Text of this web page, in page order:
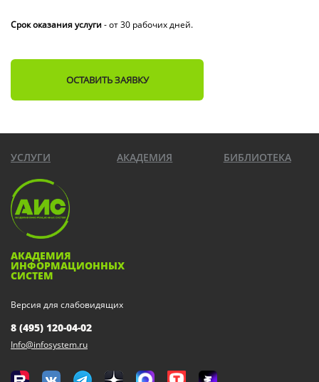
Срок оказания услуги - от 30 рабочих дней.
ОСТАВИТЬ ЗАЯВКУ
УСЛУГИ АКАДЕМИЯ БИБЛИОТЕКА
АКАДЕМИЯ
ИНФОРМАЦИОННЫХ
СИСТЕМ
Версия для слабовидящих
8 (495) 120-04-02
Info@infosystem.ru